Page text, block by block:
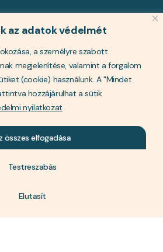
az adatok védelmét
a személyre szabott
megjelenítése, valamint a forgalom
(cookie) használunk. A "Mindet
hozzájárulhat a sütik
nyilatkozat
Testreszabás
Elutasít
összes elfogadása